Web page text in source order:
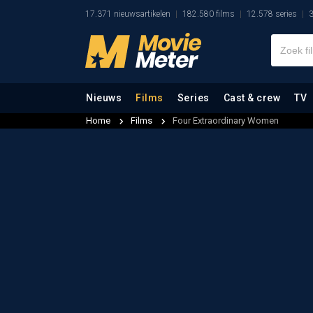
17.371 nieuwsartikelen 182.580 films 12.578 series
Nieuws Films Series Cast & crew TV
Home Films Four Extraordinary Women